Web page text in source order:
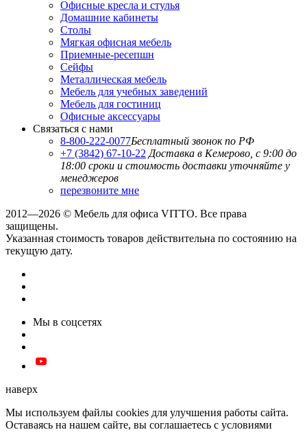
Офисные кресла и стулья
Домашние кабинеты
Столы
Мягкая офисная мебель
Приемные-ресепшн
Сейфы
Металлическая мебель
Мебель для учебных заведений
Мебель для гостиниц
Офисные аксессуары
Связаться с нами
8-800-222-0077Бесплатный звонок по РФ
+7 (3842) 67-10-22 Доставка в Кемерово, с 9:00 до
18:00 сроки и стоимость доставки уточняйте у
менеджеров
перезвоните мне
2012—2026 © Мебель для офиса VITTO. Все права
защищены.
Указанная стоимость товаров действительна по состоянию на
текущую дату.
Мы в соцсетях
наверх
Мы используем файлы cookies для улучшения работы сайта.
Оставаясь на нашем сайте, вы соглашаетесь с условиями